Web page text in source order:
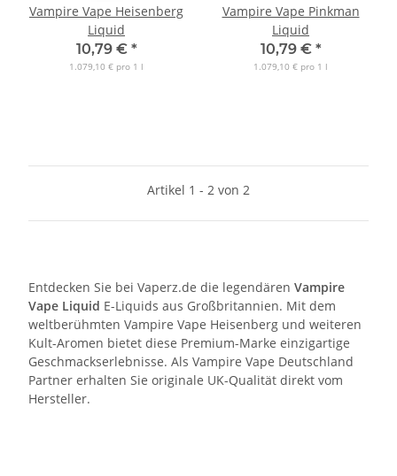
Vampire Vape Heisenberg
Liquid
10,79 € *
1.079,10 € pro 1 l
Vampire Vape Pinkman
Liquid
10,79 € *
1.079,10 € pro 1 l
Artikel 1 - 2 von 2
Entdecken Sie bei Vaperz.de die legendären Vampire
Vape Liquid E-Liquids aus Großbritannien. Mit dem
weltberühmten Vampire Vape Heisenberg und weiteren
Kult-Aromen bietet diese Premium-Marke einzigartige
Geschmackserlebnisse. Als Vampire Vape Deutschland
Partner erhalten Sie originale UK-Qualität direkt vom
Hersteller.